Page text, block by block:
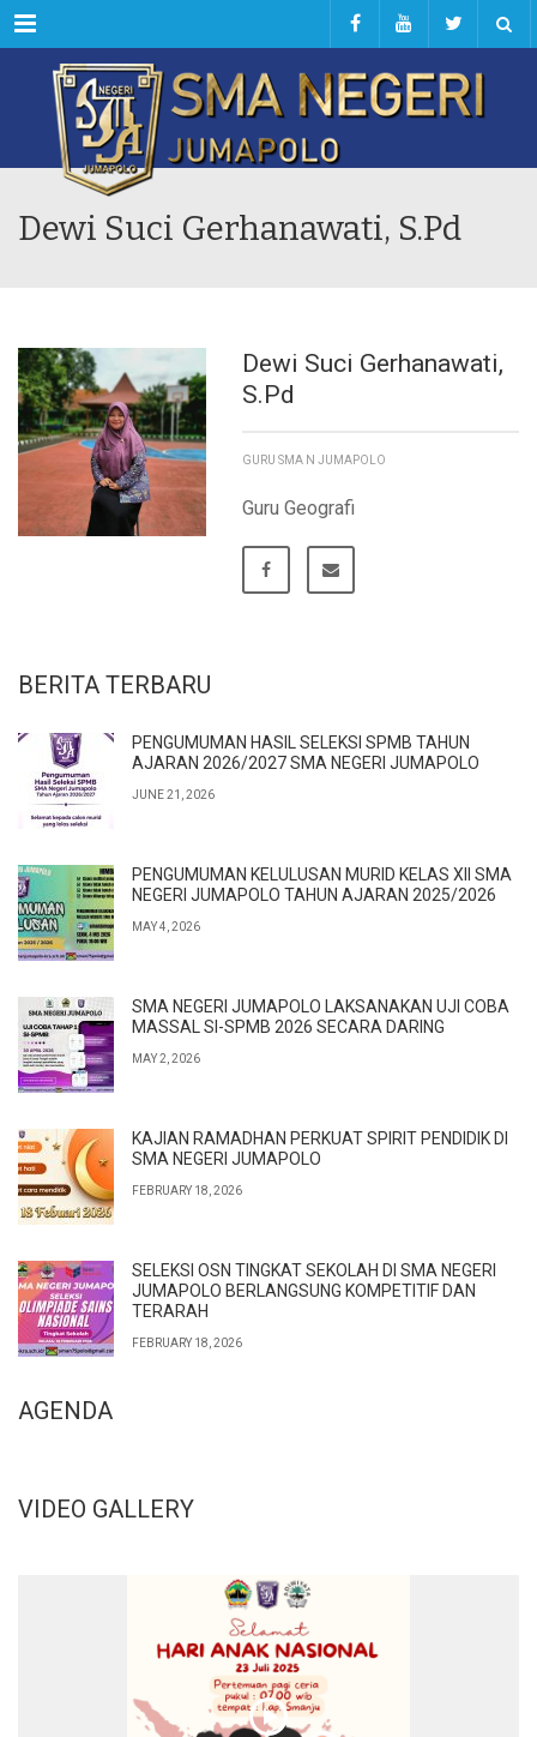
Menu
Dewi Suci Gerhanawati, S.Pd
Dewi Suci Gerhanawati,
S.Pd
GURU SMA N JUMAPOLO
Guru Geografi
BERITA TERBARU
PENGUMUMAN HASIL SELEKSI SPMB TAHUN
AJARAN 2026/2027 SMA NEGERI JUMAPOLO
JUNE 21, 2026
PENGUMUMAN KELULUSAN MURID KELAS XII SMA
NEGERI JUMAPOLO TAHUN AJARAN 2025/2026
MAY 4, 2026
SMA NEGERI JUMAPOLO LAKSANAKAN UJI COBA
MASSAL SI-SPMB 2026 SECARA DARING
MAY 2, 2026
KAJIAN RAMADHAN PERKUAT SPIRIT PENDIDIK DI
SMA NEGERI JUMAPOLO
FEBRUARY 18, 2026
SELEKSI OSN TINGKAT SEKOLAH DI SMA NEGERI
JUMAPOLO BERLANGSUNG KOMPETITIF DAN
TERARAH
FEBRUARY 18, 2026
AGENDA
VIDEO GALLERY